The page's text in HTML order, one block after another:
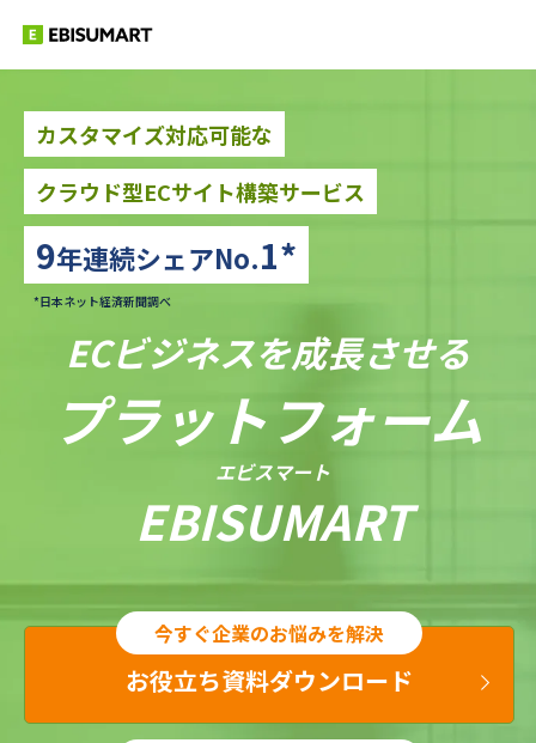
カスタマイズ対応可能な
クラウド型ECサイト構築サービス
9年連続シェアNo.1*
*日本ネット経済新聞調べ
ECビジネスを成長させる
プラットフォーム
EBISUMART
エビスマート
お役立ち資料ダウンロード